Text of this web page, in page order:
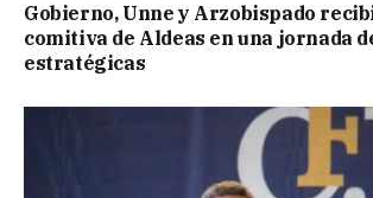
Gobierno, Unne y Arzobispado
comitiva de Aldeas en una jornada
estratégicas